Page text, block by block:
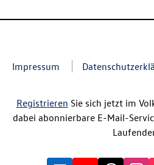
Impressum
Registrieren Sie sich jetzt im
dabei abonnierbare E-Mail-